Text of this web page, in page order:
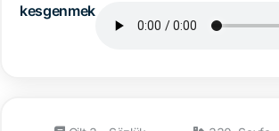
kesgenmek